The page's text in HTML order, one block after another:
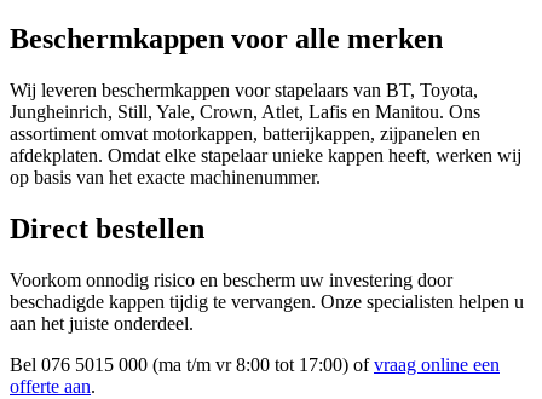
Beschermkappen voor alle merken
Wij leveren beschermkappen voor stapelaars van BT, Toyota,
Jungheinrich, Still, Yale, Crown, Atlet, Lafis en Manitou. Ons
assortiment omvat motorkappen, batterijkappen, zijpanelen en
afdekplaten. Omdat elke stapelaar unieke kappen heeft, werken wij
op basis van het exacte machinenummer.
Direct bestellen
Voorkom onnodig risico en bescherm uw investering door
beschadigde kappen tijdig te vervangen. Onze specialisten helpen u
aan het juiste onderdeel.
Bel 076 5015 000 (ma t/m vr 8:00 tot 17:00) ofvraag online een
offerte aan.